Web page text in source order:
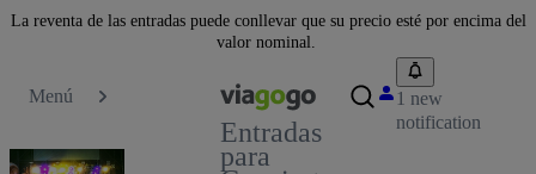
La reventa de las entradas puede conllevar que su precio esté por encima del
valor nominal.
Menú
Entradas
para
1 new
notification